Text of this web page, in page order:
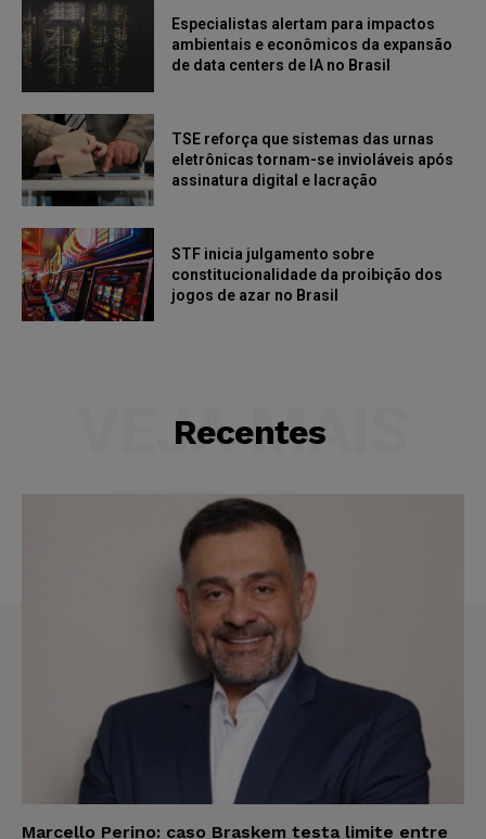
Especialistas alertam para impactos
ambientais e econômicos da expansão
de data centers de IA no Brasil
TSE reforça que sistemas das urnas
eletrônicas tornam-se invioláveis após
assinatura digital e lacração
STF inicia julgamento sobre
constitucionalidade da proibição dos
jogos de azar no Brasil
Recentes
VEJA MAIS
Marcello Perino: caso Braskem testa limite entre